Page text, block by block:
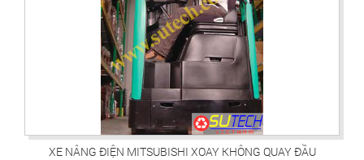
XE NÂNG ĐIỆN MITSUBISHI XOAY KHÔNG QUAY ĐẦU